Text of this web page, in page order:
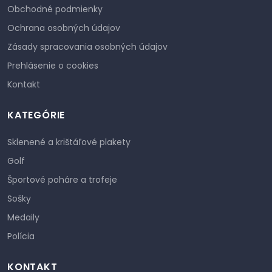
Obchodné podmienky
Ochrana osobných údajov
Zásady spracovania osobných údajov
Prehlásenie o cookies
Kontakt
KATEGÓRIE
Sklenené a krištáľové plakety
Golf
Športové poháre a trofeje
Sošky
Medaily
Polícia
KONTAKT